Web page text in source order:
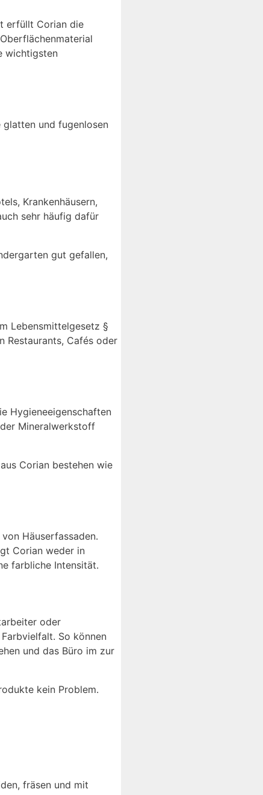
erfüllt Corian die
wichtigsten
glatten und fugenlosen
Krankenhäusern,
sehr häufig dafür
gut gefallen,
Lebensmittelgesetz §
Restaurants, Cafés oder
Hygieneeigenschaften
Mineralwerkstoff
Corian bestehen wie
Häuserfassaden.
Corian weder in
farbliche Intensität.
oder
So können
und das Büro im zur
kein Problem.
fräsen und mit